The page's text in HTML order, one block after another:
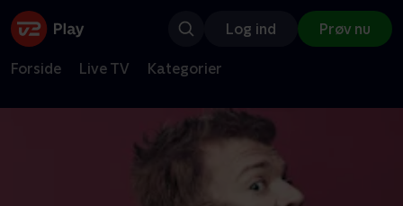
Log ind Prøv nu
Forside Live TV Kategorier